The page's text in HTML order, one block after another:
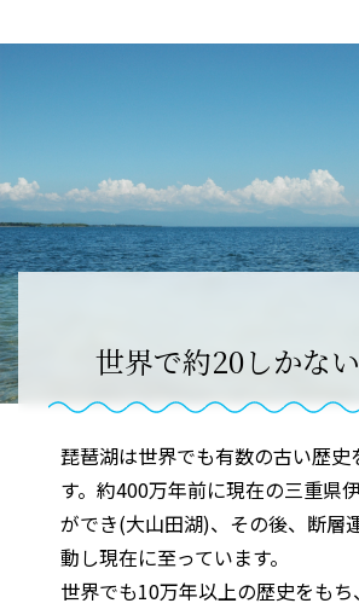
世界で約20しかな
琵琶湖は世界でも有数の古い歴史
す。約400万年前に現在の三重県
ができ(大山田湖)、その後、断層
動し現在に至っています。
世界でも10万年以上の歴史をも